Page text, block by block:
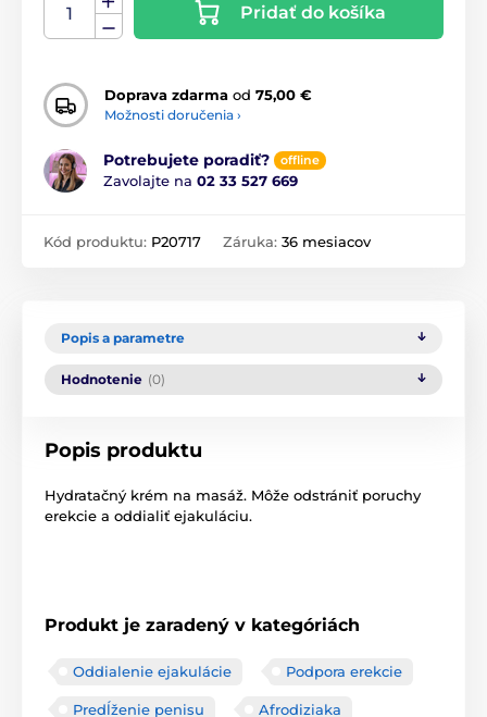
Pridať do košíka
Doprava zdarma od 75,00 €
Možnosti doručenia ›
Potrebujete poradiť? offline
Zavolajte na 02 33 527 669
Kód produktu: P20717 Záruka: 36 mesiacov
Popis a parametre
Hodnotenie (0)
Popis produktu
Hydratačný krém na masáž. Môže odstrániť poruchy
erekcie a oddialiť ejakuláciu.
Produkt je zaradený v kategóriách
Oddialenie ejakulácie Podpora erekcie
Predĺženie penisu Afrodiziaka